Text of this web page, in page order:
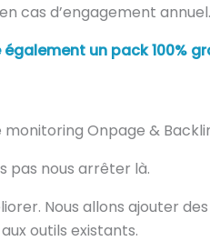
cas d’engagement annuel.
également un pack 100%
Onpage &
pas nous arrêter là.
Nous allons ajouter
outils existants.